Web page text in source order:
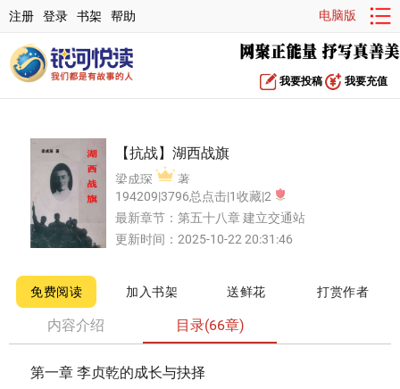
注册 登录 书架 帮助 电脑版
我要投稿 我要充值
【抗战】湖西战旗
梁成琛
著
194209|3796总点击|1收藏|2
最新章节： 第五十八章 建立交通站
更新时间：2025-10-22 20:31:46
免费阅读 加入书架 送鲜花 打赏作者
内容介绍 目录(66章)
第一章 李贞乾的成长与抉择